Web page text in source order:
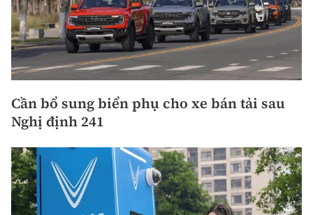
Cần bổ sung biển phụ cho xe bán tải sau
Nghị định 241